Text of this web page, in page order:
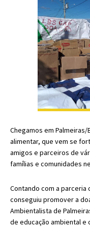
Chegamos em
alimentar, que vem se
amigos e parceiros de
famílias e comunidades
Contando com a parceria
conseguiu promover a
Ambientalista de
de educação ambiental